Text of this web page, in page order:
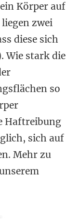
Körper auf
zwei
diese sich
Wie stark die
so
Haftreibung
sich auf
Mehr zu